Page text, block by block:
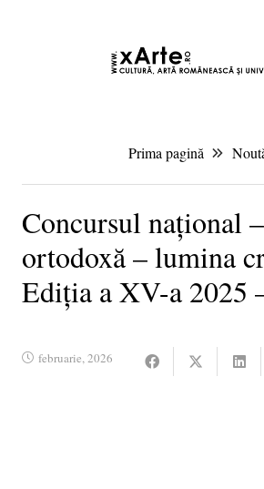
Prima pagină
Concursul național
ortodoxă – lumina
Ediția a XV-a 2025
februarie, 2026